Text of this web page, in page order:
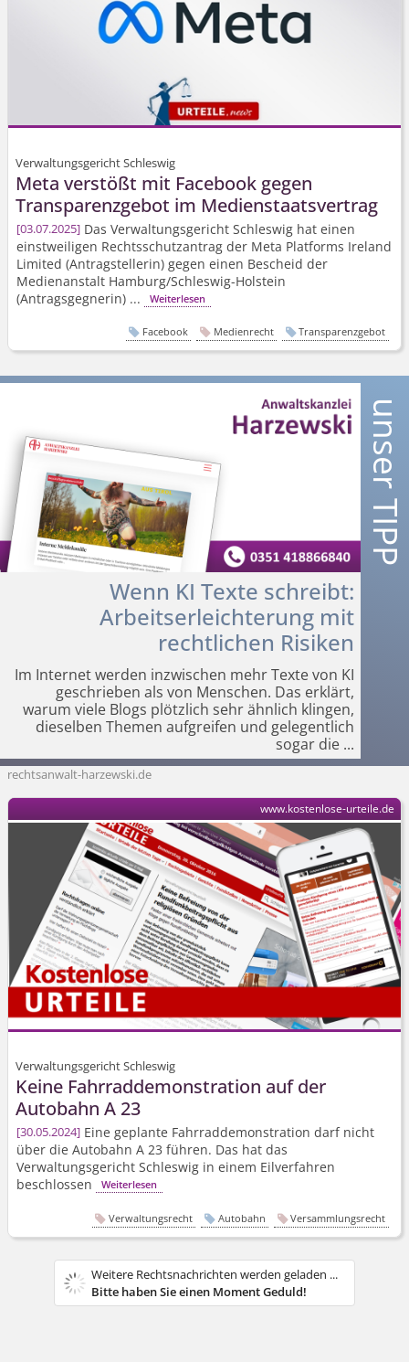
Verwaltungsgericht Schleswig
Meta verstößt mit Facebook gegen
Transparenzgebot im Medienstaatsvertrag
03.07.2025 Das Verwaltungsgericht Schleswig hat einen
einstweiligen Rechtsschutzantrag der Meta Platforms Ireland
Limited (Antragstellerin) gegen einen Bescheid der
Medienanstalt Hamburg/Schleswig-Holstein
(Antragsgegnerin) ...
Weiterlesen
Facebook Medienrecht Transparenzgebot
Wenn KI Texte schreibt:
Arbeitser­leichterung mit
rechtlichen Risiken
Im Internet werden inzwischen mehr Texte von KI
geschrieben als von Menschen. Das erklärt,
warum viele Blogs plötzlich sehr ähnlich klingen,
dieselben Themen aufgreifen und gelegentlich
sogar die ...
rechtsanwalt-harzewski.de
Verwaltungsgericht Schleswig
Keine Fahrrad­demonstration auf der
Autobahn A 23
30.05.2024 Eine geplante Fahrrad­demonstration darf nicht
über die Autobahn A 23 führen. Das hat das
Verwaltungsgericht Schleswig in einem Eilverfahren
beschlossen
Weiterlesen
www.kostenlose-urteile.de
Verwaltungsrecht Autobahn Versammlungsrecht